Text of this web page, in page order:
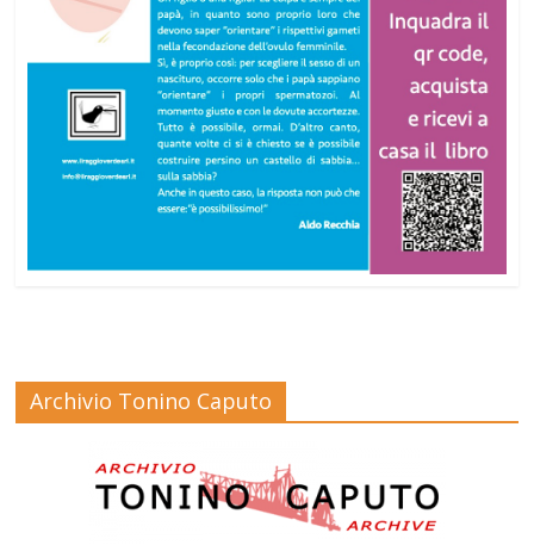
Archivio Tonino Caputo